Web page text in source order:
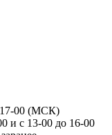
17-00 (МСК)
и с 13-00 до 16-00